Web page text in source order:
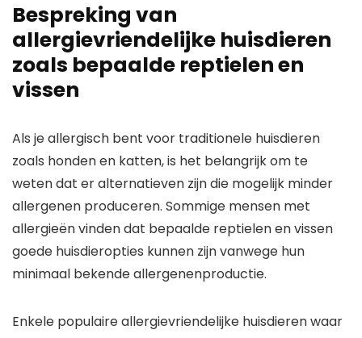
Bespreking van
allergievriendelijke huisdieren
zoals bepaalde reptielen en
vissen
Als je allergisch bent voor traditionele huisdieren
zoals honden en katten, is het belangrijk om te
weten dat er alternatieven zijn die mogelijk minder
allergenen produceren. Sommige mensen met
allergieën vinden dat bepaalde reptielen en vissen
goede huisdieropties kunnen zijn vanwege hun
minimaal bekende allergenenproductie.
Enkele populaire allergievriendelijke huisdieren waar